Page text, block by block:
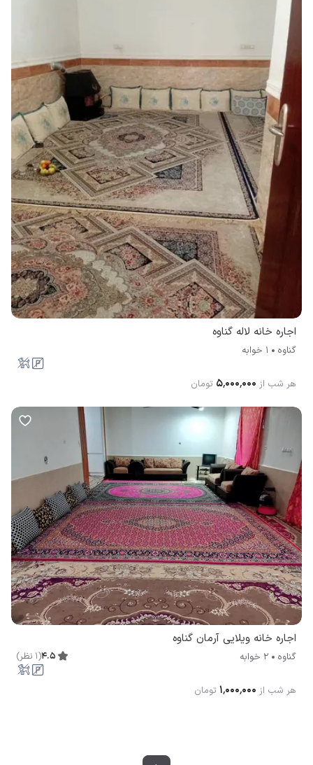
اجاره خانه لاله گناوه
گناوه 1 خوابه
هر شب از ۵٬۰۰۰٬۰۰۰ تومان
اجاره خانه ویلایی آرمان گناوه
گناوه 2 خوابه 4.5
(
1 نظر)
هر شب از ۱٬۰۰۰٬۰۰۰ تومان